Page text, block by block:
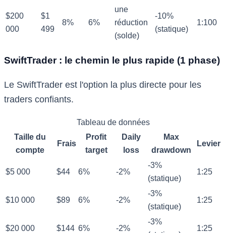
$200
000
$1
499
8% 6%
une
réduction
(solde)
-10%
(statique)
1:100
SwiftTrader : le chemin le plus rapide (1 phase)
Le SwiftTrader est l'option la plus directe pour les
traders confiants.
Tableau de données
Taille du
compte
Frais
Profit
target
Daily
loss
Max
drawdown
Levier
$5 000 $44 6% -2%
-3%
(statique)
1:25
$10 000 $89 6% -2%
-3%
(statique)
1:25
$20 000 $144 6% -2%
-3%
1:25